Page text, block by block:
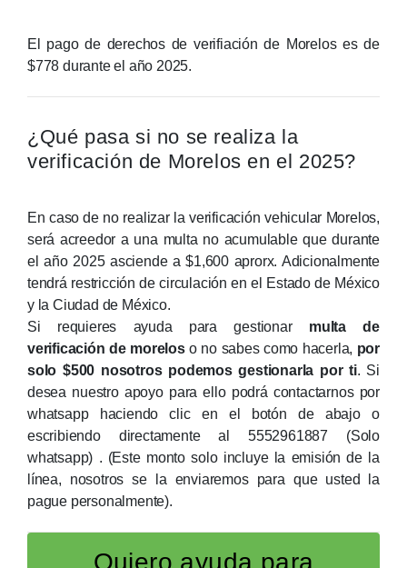
El pago de derechos de verifiación de Morelos es de
$778 durante el año 2025.
¿Qué pasa si no se realiza la
verificación de Morelos en el 2025?
En caso de no realizar la verificación vehicular Morelos,
será acreedor a una multa no acumulable que durante
el año 2025 asciende a $1,600 aprorx. Adicionalmente
tendrá restricción de circulación en el Estado de México
y la Ciudad de México.
Si requieres ayuda para gestionar multa de
verificación de moreloso no sabes como hacerla, por
solo $500 nosotros podemos gestionarla por ti. Si
desea nuestro apoyo para ello podrá contactarnos por
whatsapp haciendo clic en el botón de abajo o
escribiendo directamente al 5552961887 (Solo
whatsapp) . (Este monto solo incluye la emisión de la
línea, nosotros se la enviaremos para que usted la
pague personalmente).
Quiero ayuda para